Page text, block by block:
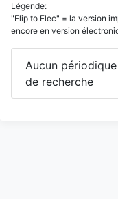
Légende:
"Flip to Elec" = la version
encore en version
Aucun
de recherche